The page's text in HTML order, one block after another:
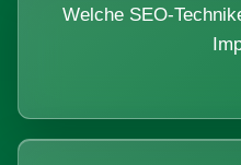
Welche SEO-